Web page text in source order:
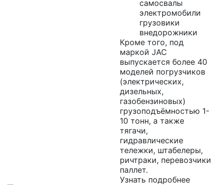
самосвалы
электромобили
грузовики
внедорожники
Кроме того, под
маркой JAC
выпускается более 40
моделей погрузчиков
(электрических,
дизельных,
газобензиновых)
грузоподъёмностью 1-
10 тонн, а также
тягачи,
гидравлические
тележки, штабелеры,
ричтраки, перевозчики
паллет.
Узнать подробнее